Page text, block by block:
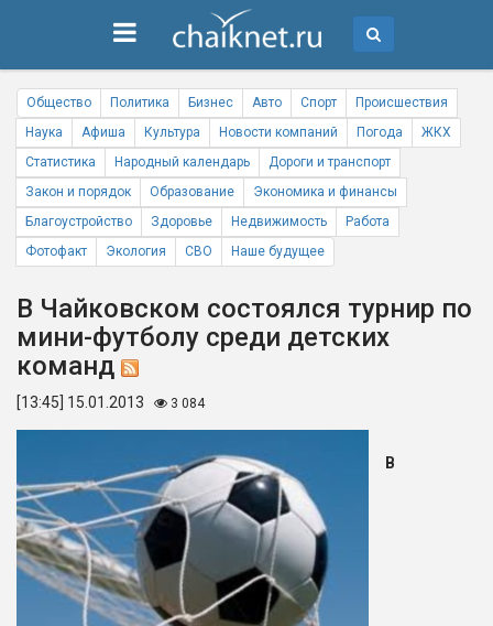
Общество Политика Бизнес Авто Спорт
Происшествия
Наука
Афиша Культура Новости компаний Погода
ЖКХ
Статистика
Народный календарь
Дороги и транспорт
Закон и порядок
Образование
Экономика и финансы
Благоустройство
Здоровье Недвижимость
Работа
Фотофакт
Экология СВО Наше будущее
В Чайковском состоялся турнир по
мини-футболу среди детских
команд
[13:45] 15.01.2013 3 084
В